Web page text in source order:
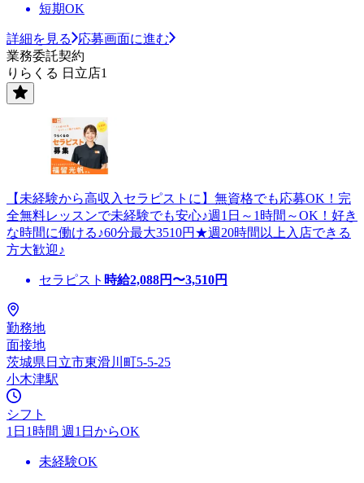
短期OK
詳細を見る
応募画面に進む
業務委託契約
りらくる 日立店1
【未経験から高収入セラピストに】無資格でも応募OK！完
全無料レッスンで未経験でも安心♪週1日～1時間～OK！好き
な時間に働ける♪60分最大3510円★週20時間以上入店できる
方大歓迎♪
セラピスト 時給2,088円〜3,510円
勤務地
面接地
茨城県日立市東滑川町5-5-25
小木津駅
シフト
1日1時間 週1日からOK
未経験OK